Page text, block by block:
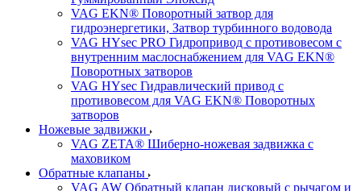
VAG EKN® Поворотный затвор для
гидроэнергетики, Затвор турбинного водовода
VAG HYsec PRO Гидропривод с противовесом с
внутренним маслоснабжением для VAG EKN®
Поворотных затворов
VAG HYsec Гидравлический привод с
противовесом для VAG EKN® Поворотных
затворов
Ножевые задвижки
VAG ZETA® Шиберно-ножевая задвижка с
маховиком
Обратные клапаны
VAG AW Обратный клапан дисковый с рычагом и